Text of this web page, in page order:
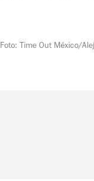
Foto: Time Out México/